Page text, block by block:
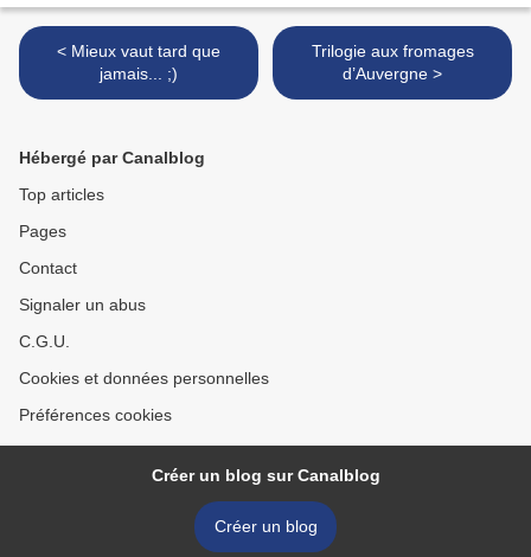
< Mieux vaut tard que
jamais... ;)
Trilogie aux fromages
d’Auvergne >
Hébergé par Canalblog
Top articles
Pages
Contact
Signaler un abus
C.G.U.
Cookies et données personnelles
Préférences cookies
Créer un blog sur Canalblog
Créer un blog